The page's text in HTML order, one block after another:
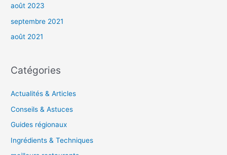
août 2023
septembre 2021
août 2021
Catégories
Actualités & Articles
Conseils & Astuces
Guides régionaux
Ingrédients & Techniques